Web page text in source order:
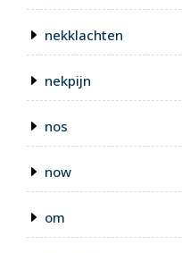
nekklachten
nekpijn
nos
now
om